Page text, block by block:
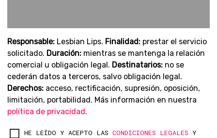
Responsable: Lesbian Lips. Finalidad: prestar el servicio
solicitado. Duración: mientras se mantenga la relación
comercial u obligación legal. Destinatarios: no se
cederán datos a terceros, salvo obligación legal.
Derechos: acceso, rectificación, supresión, oposición,
limitación, portabilidad. Más información en nuestra
política de privacidad .
HE LEÍDO Y ACEPTO LAS CONDICIONES LEGALES Y